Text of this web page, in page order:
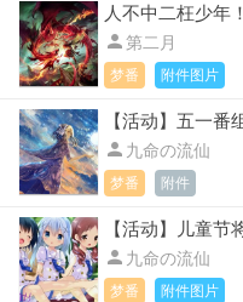
人不中二枉少年！
第二月
梦番 附件图片
 九命の流仙
梦番 附件
 九命の流仙
梦番 附件图片